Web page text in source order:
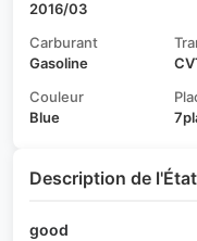
2016/03
Carburant
Gasoline
Couleur
Blue
Description de l'État
good